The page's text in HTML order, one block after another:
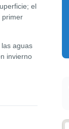
el
primer
aguas
invierno